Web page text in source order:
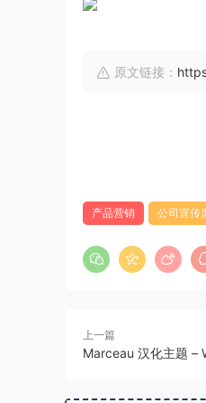
原文链接：
产品营销 公司宣传
上一篇
Marceau 汉化主题 –